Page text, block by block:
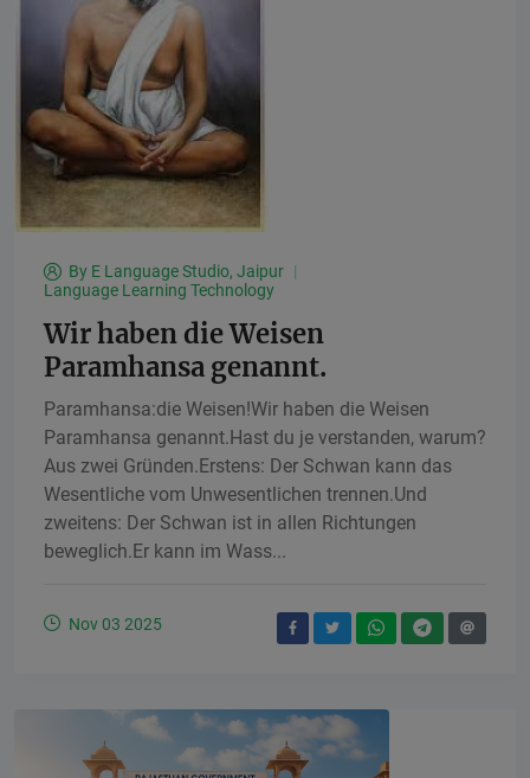
By E Language Studio, Jaipur
Language Learning Technology
Wir haben die Weisen
Paramhansa genannt.
Paramhansa:die Weisen!Wir haben die Weisen
Paramhansa genannt.Hast du je verstanden, warum?
Aus zwei Gründen.Erstens: Der Schwan kann das
Wesentliche vom Unwesentlichen trennen.Und
zweitens: Der Schwan ist in allen Richtungen
beweglich.Er kann im Wass...
Nov 03 2025